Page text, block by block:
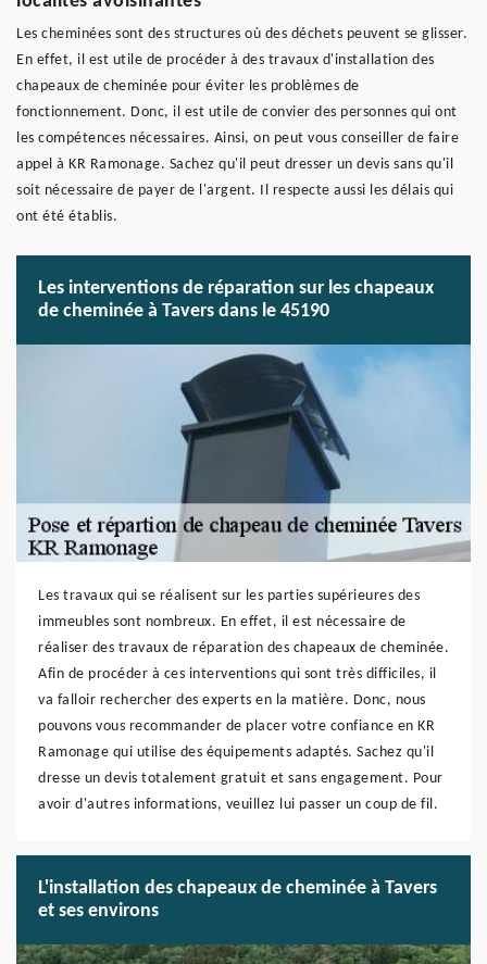
Les cheminées sont des structures où des déchets peuvent se glisser.
En effet, il est utile de procéder à des travaux d'installation des
chapeaux de cheminée pour éviter les problèmes de
fonctionnement. Donc, il est utile de convier des personnes qui ont
les compétences nécessaires. Ainsi, on peut vous conseiller de faire
appel à KR Ramonage. Sachez qu'il peut dresser un devis sans qu'il
soit nécessaire de payer de l'argent. Il respecte aussi les délais qui
ont été établis.
Les interventions de réparation sur les chapeaux
de cheminée à Tavers dans le 45190
Les travaux qui se réalisent sur les parties supérieures des
immeubles sont nombreux. En effet, il est nécessaire de
réaliser des travaux de réparation des chapeaux de cheminée.
Afin de procéder à ces interventions qui sont très difficiles, il
va falloir rechercher des experts en la matière. Donc, nous
pouvons vous recommander de placer votre confiance en KR
Ramonage qui utilise des équipements adaptés. Sachez qu'il
dresse un devis totalement gratuit et sans engagement. Pour
avoir d'autres informations, veuillez lui passer un coup de fil.
L'installation des chapeaux de cheminée à Tavers
et ses environs